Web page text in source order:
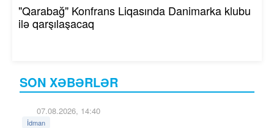
SON XƏBƏRLƏR
07.08.2026, 14:40
İdman
"Qarabağ" Konfrans Liqasında Danimarka klubu
ilə qarşılaşacaq